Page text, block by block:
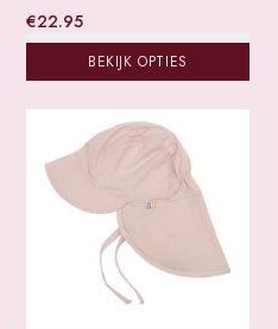
€22.95
BEKIJK OPTIES